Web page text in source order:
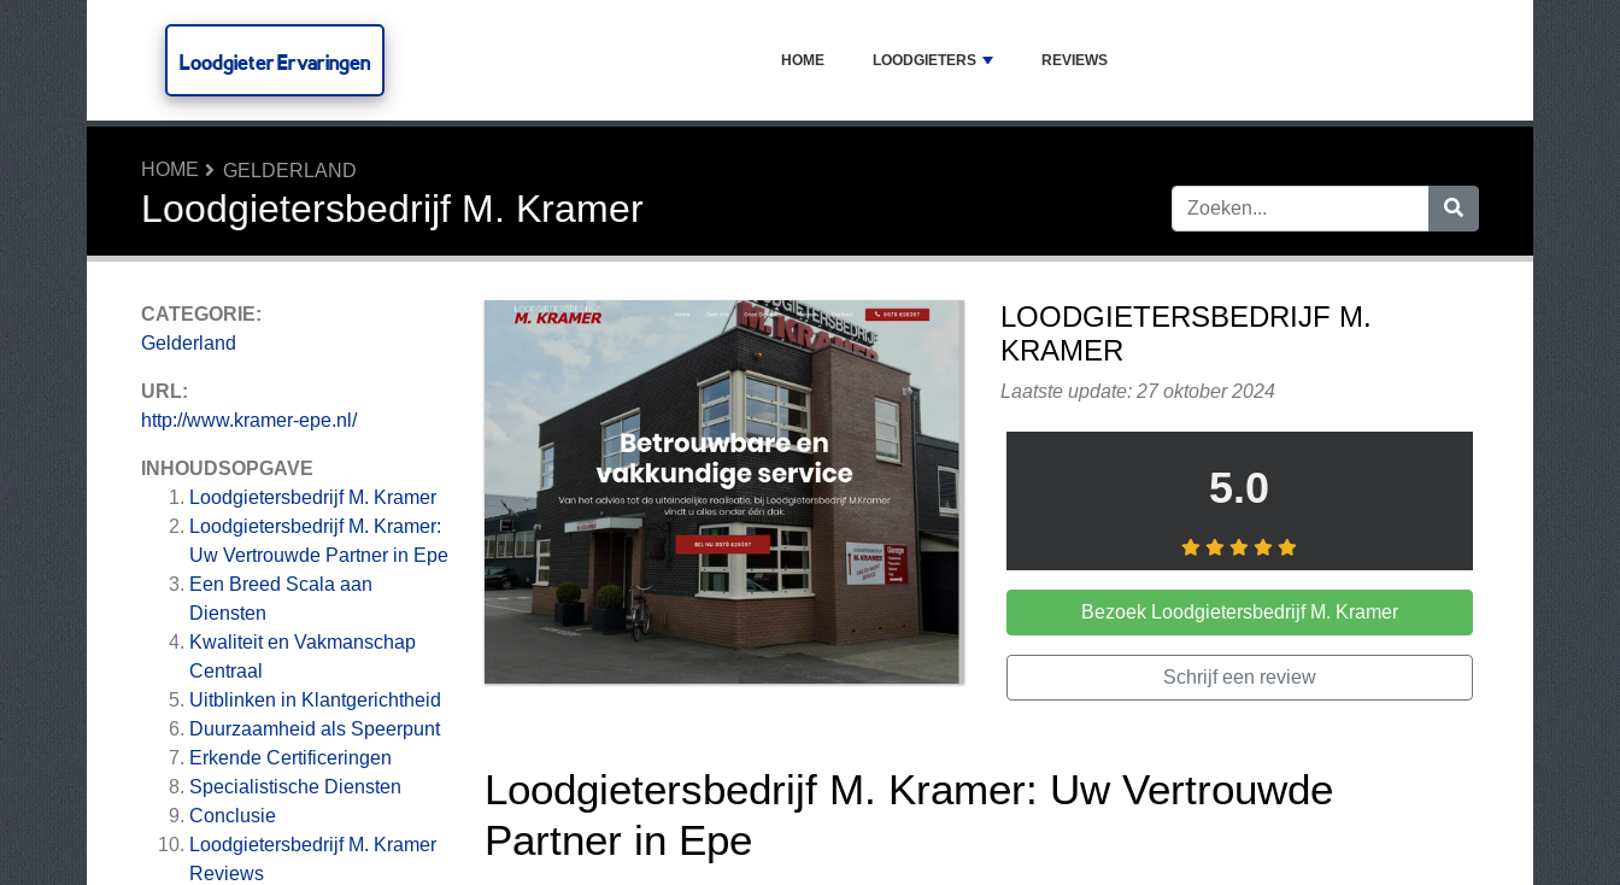
Loodgieter Ervaringen HOME LOODGIETERS REVIEWS
HOME GELDERLAND
Loodgietersbedrijf M. Kramer
CATEGORIE:
Gelderland
URL:
http://www.kramer-epe.nl/
INHOUDSOPGAVE
Loodgietersbedrijf M. Kramer
Loodgietersbedrijf M. Kramer:
Uw Vertrouwde Partner in Epe
Een Breed Scala aan
Diensten
Kwaliteit en Vakmanschap
Centraal
Uitblinken in Klantgerichtheid
Duurzaamheid als Speerpunt
Erkende Certificeringen
Specialistische Diensten
Conclusie
Loodgietersbedrijf M. Kramer
Reviews
LOODGIETERSBEDRIJF M.
KRAMER
Laatste update: 27 oktober 2024
5.0
Bezoek Loodgietersbedrijf M. Kramer
Schrijf een review
Loodgietersbedrijf M. Kramer: Uw Vertrouwde
Partner in Epe